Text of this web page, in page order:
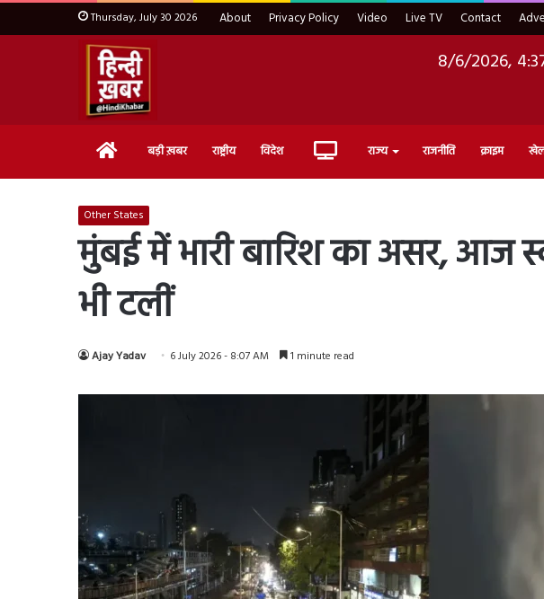
Thursday, July 30 2026 About Privacy Policy Video Live TV Contact
8/6/2026,
Home बड़ी ख़बर राष्ट्रीय विदेश Live राज्य राजनीति क्राइम
Other States
मुंबई में भारी बारिश का असर, आज
भी टलीं
Ajay Yadav 6 July 2026 - 8:07 AM 1 minute read